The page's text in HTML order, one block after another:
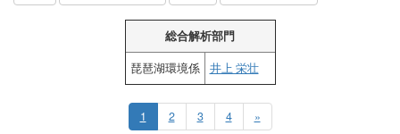
総合解析部門
琵琶湖環境係
井上 栄壮
1 2 3 4 »